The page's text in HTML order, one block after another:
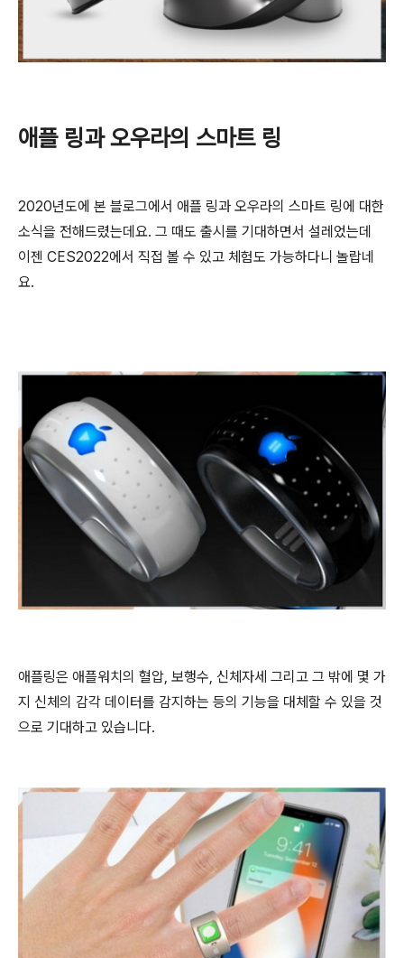
애플 링과 오우라의 스마트 링
2020년도에 본 블로그에서 애플 링과 오우라의 스마트 링에 대한
소식을 전해드렸는데요. 그 때도 출시를 기대하면서 설레었는데
이젠 CES2022에서 직접 볼 수 있고 체험도 가능하다니 놀랍네
요.
애플링은 애플워치의 혈압, 보행수, 신체자세 그리고 그 밖에 몇 가
지 신체의 감각 데이터를 감지하는 등의 기능을 대체할 수 있을 것
으로 기대하고 있습니다.